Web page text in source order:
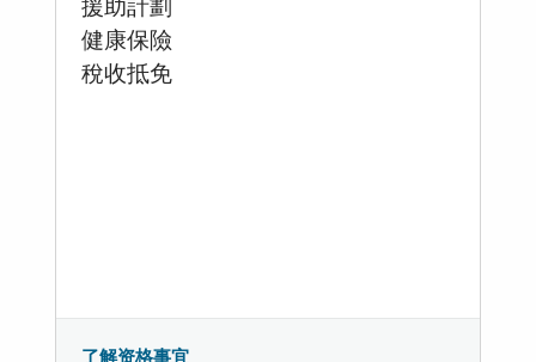
援助計劃
健康保險
稅收抵免
了解资格事宜